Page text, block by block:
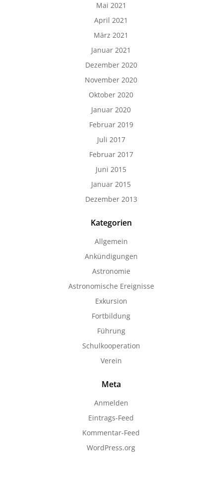
Mai 2021
April 2021
März 2021
Januar 2021
Dezember 2020
November 2020
Oktober 2020
Januar 2020
Februar 2019
Juli 2017
Februar 2017
Juni 2015
Januar 2015
Dezember 2013
Kategorien
Allgemein
Ankündigungen
Astronomie
Astronomische Ereignisse
Exkursion
Fortbildung
Führung
Schulkooperation
Verein
Meta
Anmelden
Eintrags-Feed
Kommentar-Feed
WordPress.org